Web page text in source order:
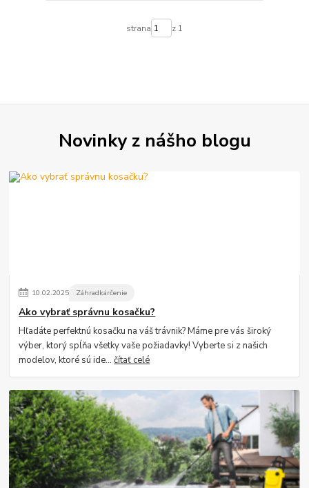
strana z 1
Novinky z nášho blogu
10.02.2025 Záhradkárčenie
Ako vybrať správnu kosačku?
Hľadáte perfektnú kosačku na váš trávnik? Máme pre vás široký
výber, ktorý spĺňa všetky vaše požiadavky! Vyberte si z našich
modelov, ktoré sú ide...čítať celé